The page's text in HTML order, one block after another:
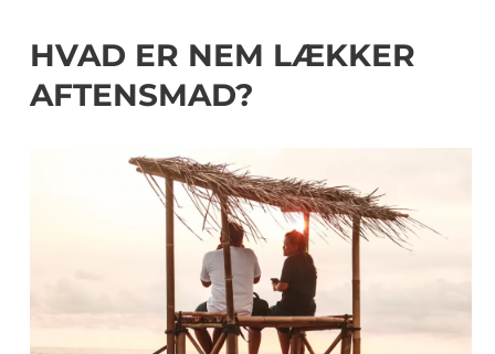
HVAD ER NEM LÆKKER
AFTENSMAD?